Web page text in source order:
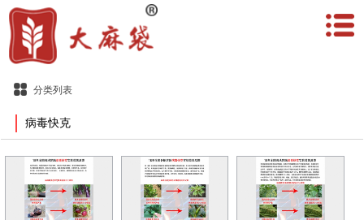
分类列表
病毒快克